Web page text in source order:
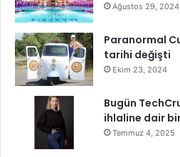
Ağustos 29, 2024
Paranormal
tarihi değişti
Ekim 23, 2024
Bugün
ihlaline dair
Temmuz 4, 2025